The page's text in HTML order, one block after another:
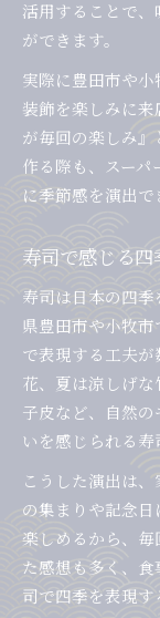
活用することで
ができます。
実際に豊田市や
装飾を楽しみに
が毎回の楽しみ
作る際も、スー
に季節感を演出で
寿司で感じる
寿司は日本の四
県豊田市や小牧
で表現する工夫
花、夏は涼しげ
子皮など、自然
いを感じられる寿
こうした演出は
の集まりや記念
楽しめるから、
た感想も多く、
司で四季を表現す